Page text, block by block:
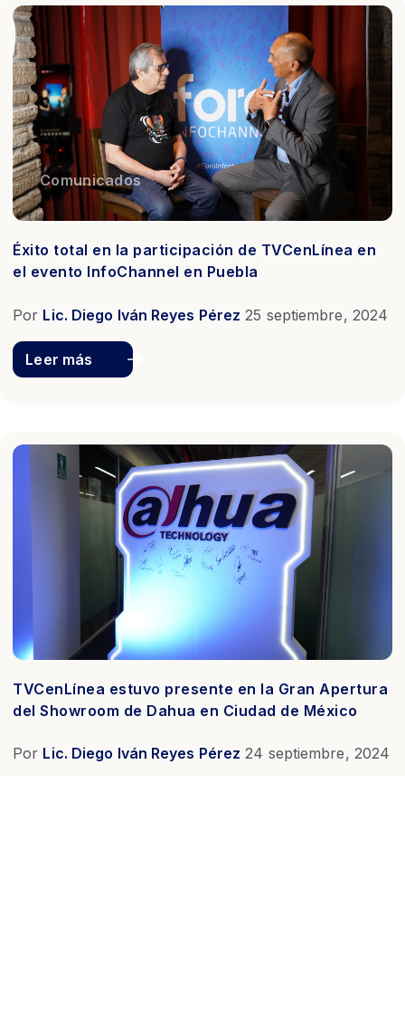
Comunicados
Éxito total en la participación de TVCenLínea en
el evento InfoChannel en Puebla
Por Lic. Diego Iván Reyes Pérez 25 septiembre, 2024
Leer más
TVCenLínea estuvo presente en la Gran Apertura
del Showroom de Dahua en Ciudad de México
Por Lic. Diego Iván Reyes Pérez 24 septiembre, 2024